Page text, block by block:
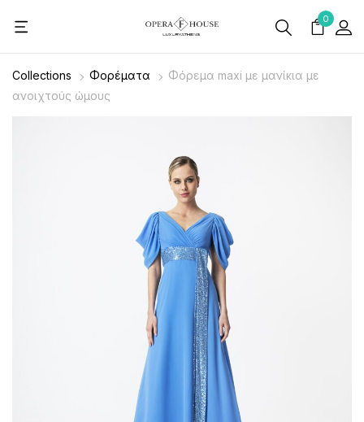
0
Collections Φορέματα
Φόρεμα maxi με μανίκια με
ανοιχτούς ώμους